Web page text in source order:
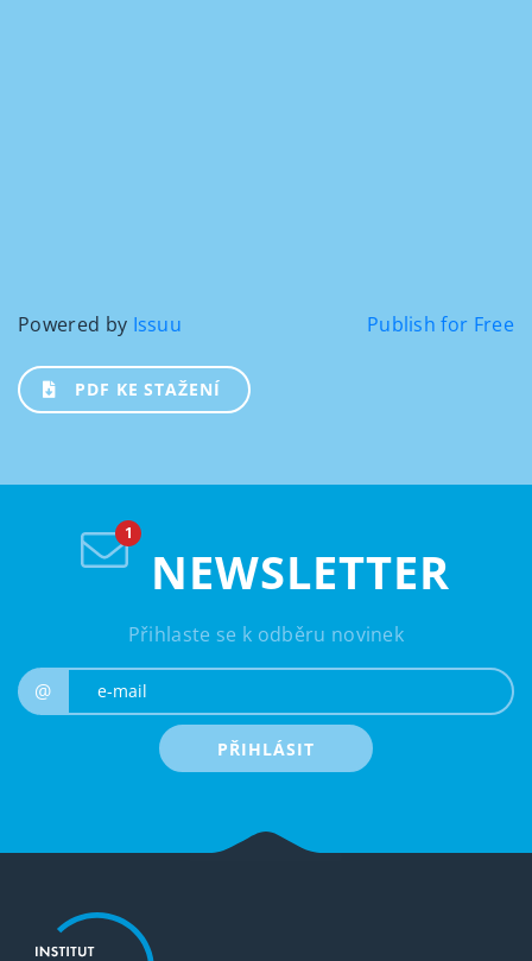
Powered by Issuu Publish for Free
PDF KE STAŽENÍ
NEWSLETTER
Přihlaste se k odběru novinek
@
PŘIHLÁSIT